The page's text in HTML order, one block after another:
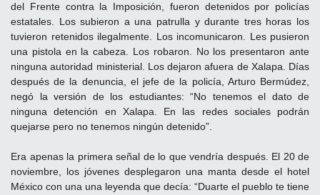
del Frente contra la Imposición, fueron detenidos por policías
estatales. Los subieron a una patrulla y durante tres horas los
tuvieron retenidos ilegalmente. Los incomunicaron. Les pusieron
una pistola en la cabeza. Los robaron. No los presentaron ante
ninguna autoridad ministerial. Los dejaron afuera de Xalapa. Días
después de la denuncia, el jefe de la policía, Arturo Bermúdez,
negó la versión de los estudiantes: “No tenemos el dato de
ninguna detención en Xalapa. En las redes sociales podrán
quejarse pero no tenemos ningún detenido”.
Era apenas la primera señal de lo que vendría después. El 20 de
noviembre, los jóvenes desplegaron una manta desde el hotel
México con una una leyenda que decía: “Duarte el pueblo te tiene